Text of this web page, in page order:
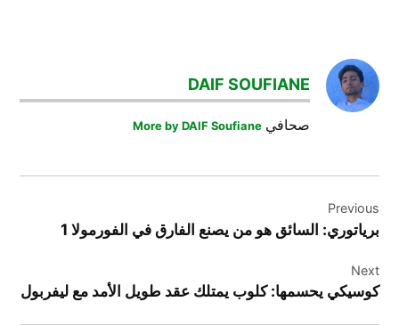
الدوري
السعودي
حكيم
DAIF SOUFIANE
صحافيMore by DAIF Soufiane
المقالات
Previous
برياتوري: السائق هو من يصنع الفارق في الفورمولا 1
Next
كوسيكي يحسمها: كلوب يمتلك عقد طويل الأمد مع ليفربول